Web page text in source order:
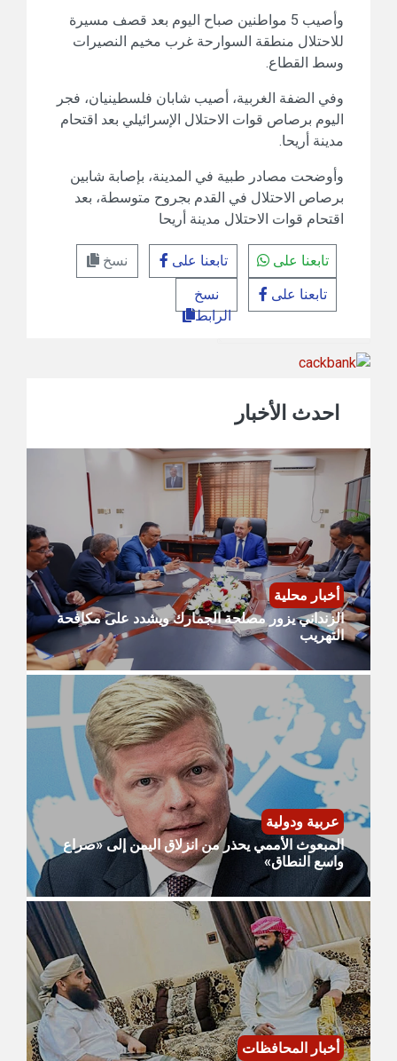
وأصيب 5 مواطنين صباح اليوم بعد قصف مسيرة
للاحتلال منطقة السوارحة غرب مخيم النصيرات
وسط القطاع.
وفي الضفة الغربية، أصيب شابان فلسطينيان، فجر
اليوم برصاص قوات الاحتلال الإسرائيلي بعد اقتحام
مدينة أريحا.
وأوضحت مصادر طبية في المدينة، بإصابة شابين
برصاص الاحتلال في القدم بجروح متوسطة، بعد
اقتحام قوات الاحتلال مدينة أريحا
تابعنا على تابعنا على
نسخ
تابعنا على
نسخ
الرابط
احدث الأخبار
أخبار محلية
الزنداني يزور مصلحة الجمارك ويشدد على مكافحة
التهريب
عربية ودولية
​المبعوث الأممي يحذر من انزلاق اليمن إلى «صراع
واسع النطاق»
أخبار المحافظات